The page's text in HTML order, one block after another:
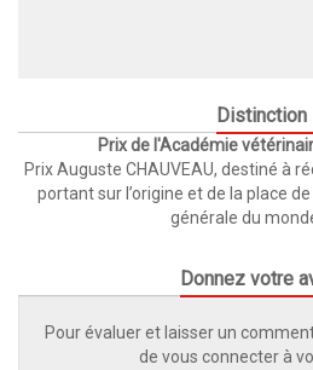
Distinction
Prix de l'Académie
Prix Auguste CHAUVEAU, destiné à
portant sur l’origine et de la place
générale du
Donnez votre
Pour évaluer et laisser un
de vous connecter à